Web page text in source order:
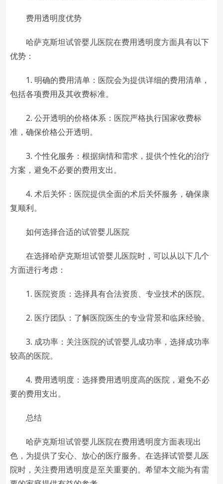
费用透明度优势
哈萨克斯坦试管婴儿医院在费用透明度方面具有以下
优势：
1. 明确的费用清单：医院会为提供详细的费用清单，
包括各项费用及其收费标准。
2. 公开透明的价格体系：医院严格执行国家收费标
准，确保价格公开透明。
3. 个性化服务：根据病情和需求，提供个性化的治疗
方案，避免不必要的费用支出。
4. 术后关怀：医院提供全面的术后关怀服务，确保康
复顺利。
如何选择合适的试管婴儿医院
在选择哈萨克斯坦试管婴儿医院时，可以从以下几个
方面进行考虑：
1. 医院资质：选择具有合法资质、专业技术的医院。
2. 医疗团队：了解医院医生的专业背景和临床经验。
3. 成功率：关注医院的试管婴儿成功率，选择成功率
较高的医院。
4. 费用透明度：选择费用透明度高的医院，避免不必
要的费用支出。
总结
哈萨克斯坦试管婴儿医院在费用透明度方面表现出
色，为提供了安心、放心的医疗服务。在选择试管婴儿医
院时，关注费用透明度是至关重要的。希望本文能为有需